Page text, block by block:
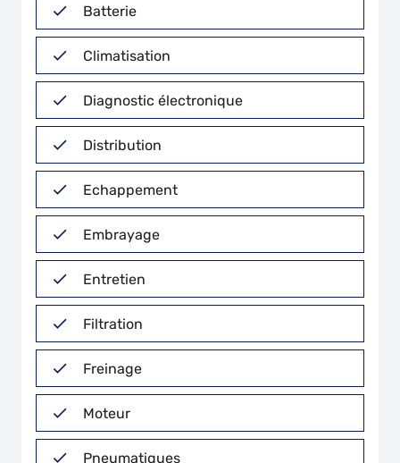
Batterie
Climatisation
Diagnostic électronique
Distribution
Echappement
Embrayage
Entretien
Filtration
Freinage
Moteur
Pneumatiques